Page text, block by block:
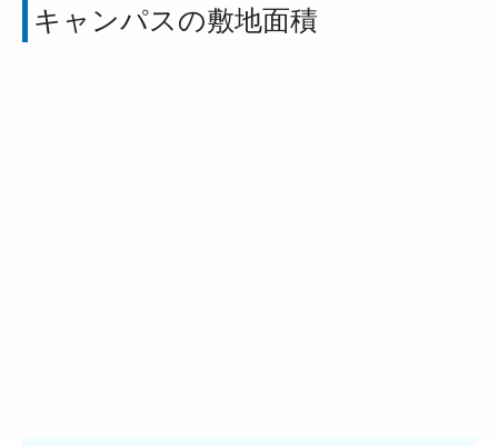
キャンパスの敷地面積